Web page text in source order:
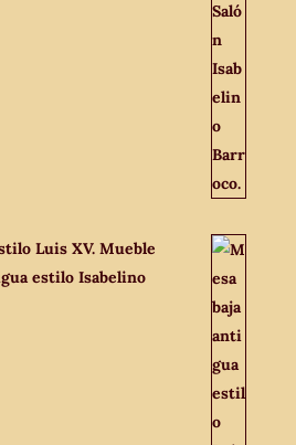
Luis XV. Mueble
estilo Isabelino